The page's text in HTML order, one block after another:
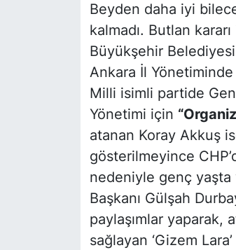
Beyden daha iyi
kalmadı. Butlan
Büyükşehir Belediyesi
Ankara İl Yönetiminde
Milli isimli partide
Yönetimi için
atanan Koray Akkuş
gösterilmeyince
nedeniyle genç yaşta
Başkanı Gülşah
paylaşımlar yaparak,
sağlayan ‘Gizem Lara’